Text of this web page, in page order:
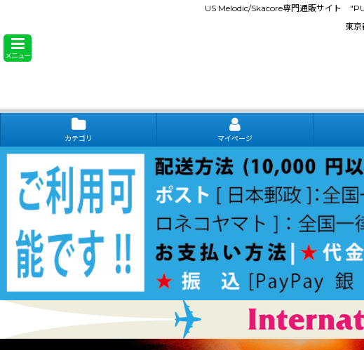
US Melodic/Skacore専門通販サイト
東
メニュー
カテゴリ マイページ